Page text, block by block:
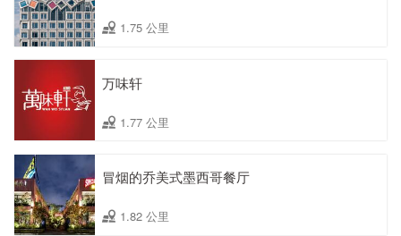
1.75 公里
万味轩
1.77 公里
冒烟的乔美式墨西哥餐厅
1.82 公里